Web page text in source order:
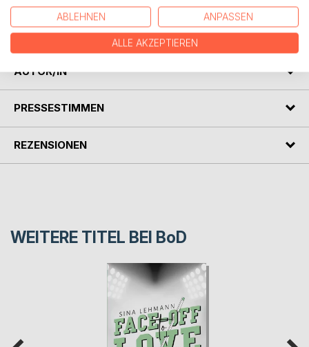
sich selbst. Für alle, die spüren, dass sich etwas verändern
muss und bereit sind, ihrer eigenen Sehnsucht zuzuhören.
AUTOR/IN
PRESSESTIMMEN
REZENSIONEN
WEITERE TITEL BEI BoD
ABLEHNEN ANPASSEN
ALLE AKZEPTIEREN